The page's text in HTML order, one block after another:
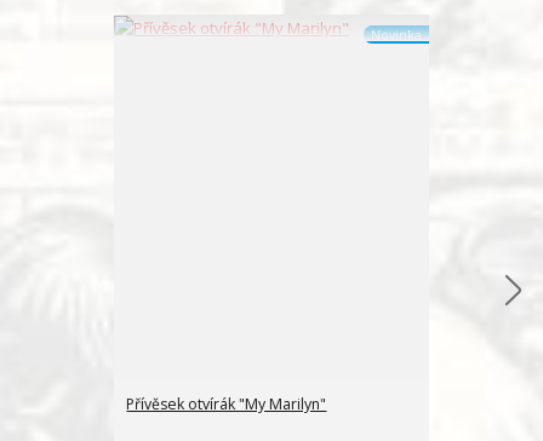
Novinka
Přívěsek otvírák "My Marilyn"